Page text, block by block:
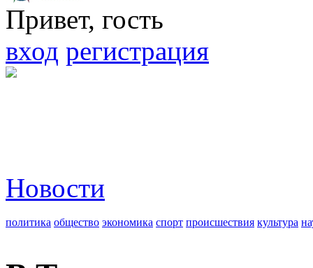
Привет, гость
вход регистрация
Новости
политика общество экономика спорт происшествия культура